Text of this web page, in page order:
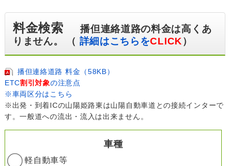
料金検索播但連絡道路の料金は高くあ
りません。 （ 詳細はこちらをCLICK ）
播但連絡道路 料金（58KB）
ETC割引対象の注意点
※車両区分はこちら
※出発・到着ICの山陽姫路東は山陽自動車道との接続インターで
す。一般道への流出・流入は出来ません。
車種
軽自動車等